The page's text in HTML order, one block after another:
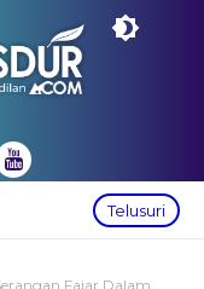
Telusuri
Fajar Dalam